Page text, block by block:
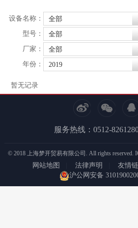
设备名称：
全部
型号：
全部
厂家：
全部
年份：
2019
暂无记录
服务热线：0512-
© 2018 上海梦开贸易有限公司. All rights reserved.
网站地图 法律声明 友情
沪公网安备